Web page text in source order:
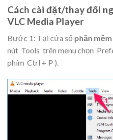
Cách cài đặt/thay đổi
VLC Media Player
Bước 1: Tại cửa sổ phần
nút Tools trên menu chọn
phím Ctrl + P ).